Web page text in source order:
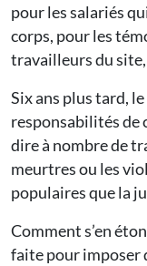
pour les salariés
corps, pour les
travailleurs du
Six ans plus tard,
responsabilités de
dire à nombre de
meurtres ou les
populaires que la
Comment s’en
faite pour imposer